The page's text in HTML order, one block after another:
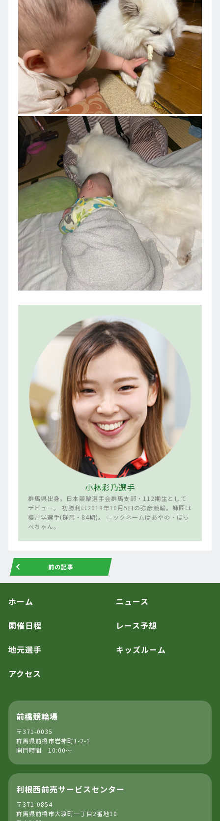
小林彩乃選手
群馬県出身。日本競輪選手会群馬支部・112期生として
デビュー。 初勝利は2018年10月5日の弥彦競輪。師匠は
櫻井学選手(群馬・84期)。 ニックネームはあやの・ほっ
ぺちゃん。
前の記事
ホーム ニュース
開催日程 レース予想
地元選手 キッズルーム
アクセス
前橋競輪場
〒371-0035
群馬県前橋市岩神町1-2-1
開門時間 10:00～
利根西前売サービスセンター
〒371-0854
群馬県前橋市大渡町一丁目2番地10